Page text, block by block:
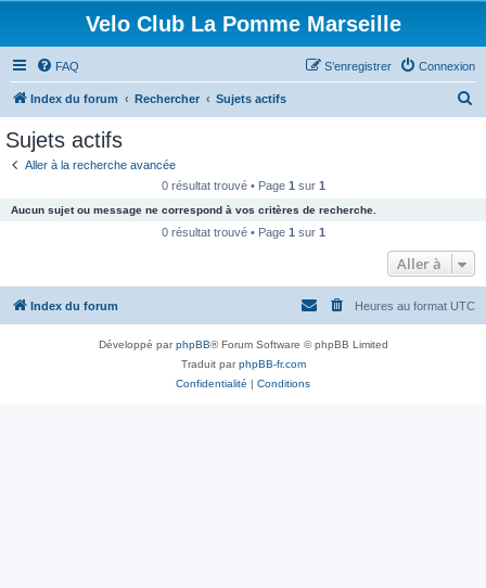
Velo Club La Pomme Marseille
FAQ Connexion
S’enregistrer
Index du forum Rechercher Sujets actifs
c
e
Sujets actifs
Aller à la recherche avancée
0 résultat trouvé • Page 1 sur 1
Aucun sujet ou message ne correspond à vos critères de recherche.
0 résultat trouvé • Page 1 sur 1
Aller à
Index du forum Heures au format UTC
Développé parphpBB® Forum Software © phpBB Limited
Traduit parphpBB-fr.com
Confidentialité | Conditions